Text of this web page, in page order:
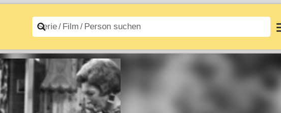
Filme A–Z